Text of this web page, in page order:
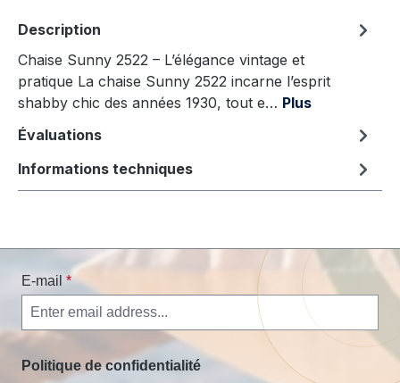
Description
Chaise Sunny 2522 – L’élégance vintage et
pratique La chaise Sunny 2522 incarne l’esprit
shabby chic des années 1930, tout e… Plus
Évaluations
Informations techniques
E-mail *
Politique de confidentialité